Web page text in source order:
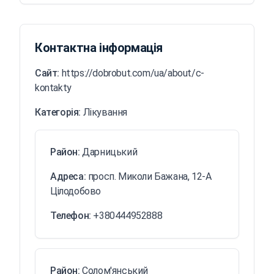
Контактна інформація
Сайт: https://dobrobut.com/ua/about/c-
kontakty
Категорія: Лікування
Район:Дарницький
Адреса: просп. Миколи Бажана, 12-А
Цілодобово
Телефон: +380444952888
Район:Солом'янський